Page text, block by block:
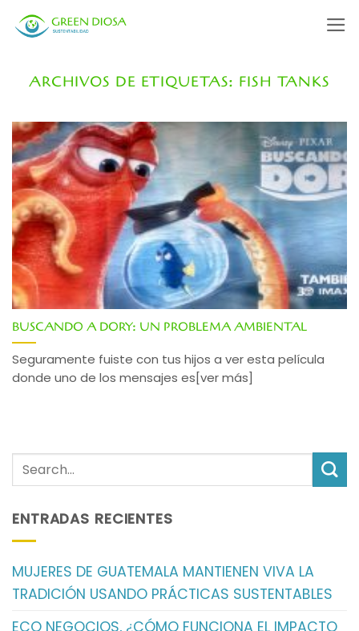
Saltar
ARCHIVOS DE ETIQUETAS: FISH TANKS
BUSCANDO A DORY: UN PROBLEMA AMBIENTAL
Seguramente fuiste con tus hijos a ver esta película
donde uno de los mensajes es[ver más]
ENTRADAS RECIENTES
MUJERES DE GUATEMALA MANTIENEN VIVA LA
TRADICIÓN USANDO PRÁCTICAS SUSTENTABLES